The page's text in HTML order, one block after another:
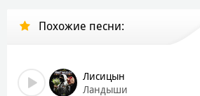
Отдай все беды. Тебе же не нужен, нет
И пусть за это меня заберёт рассвет
Ты только чаще со мной дыши
Похожие песни:
Лисицын
Ландыши